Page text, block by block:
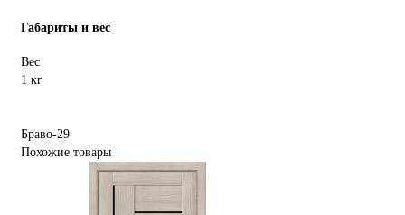
Габариты и вес
Вес
1 кг
Браво-29
Похожие товары